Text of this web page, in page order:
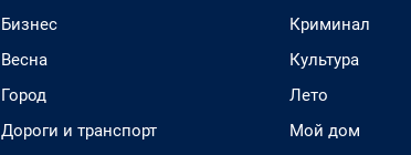
Бизнес
Весна
Город
Дороги и транспорт
Криминал
Культура
Лето
Мой дом